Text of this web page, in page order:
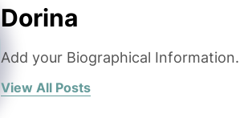
Dorina
Add your Biographical Information.
View All Posts